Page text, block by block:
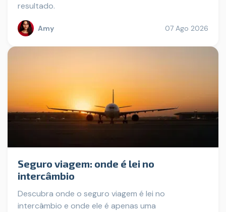
resultado.
Amy 07 Ago 2026
Seguro viagem: onde é lei no
intercâmbio
Descubra onde o seguro viagem é lei no
intercâmbio e onde ele é apenas uma